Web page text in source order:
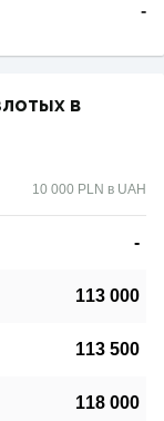
-
в
10 000 PLN в UAH
-
113 000
113 500
118 000